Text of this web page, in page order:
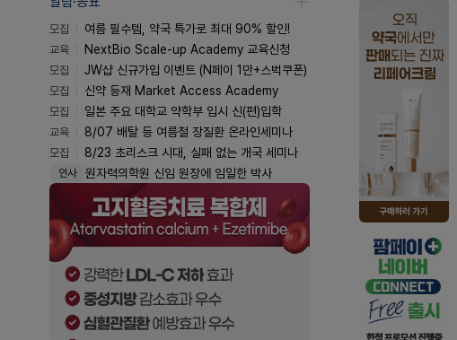
모집
여름 필수템, 약국 특가로 최대 90% 할인!
교육
NextBio Scale-up Academy 교육신청
모집
JW샵 신규가입 이벤트 (N페이 1만+스벅쿠폰)
모집
신약 등재 Market Access Academy
모집
일본 주요 대학교 약학부 입시 신(편)입학
교육
8/07 배탈 등 여름철 장질환 온라인세미나
모집
8/23 초리스크 시대, 실패 없는 개국 세미나
인사 원자력의학원 신임 원장에 임일한 박사